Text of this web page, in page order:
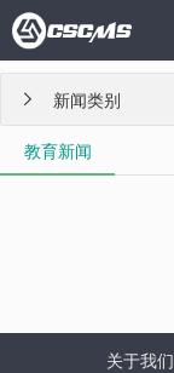
新闻类别

教育新闻
关于我们